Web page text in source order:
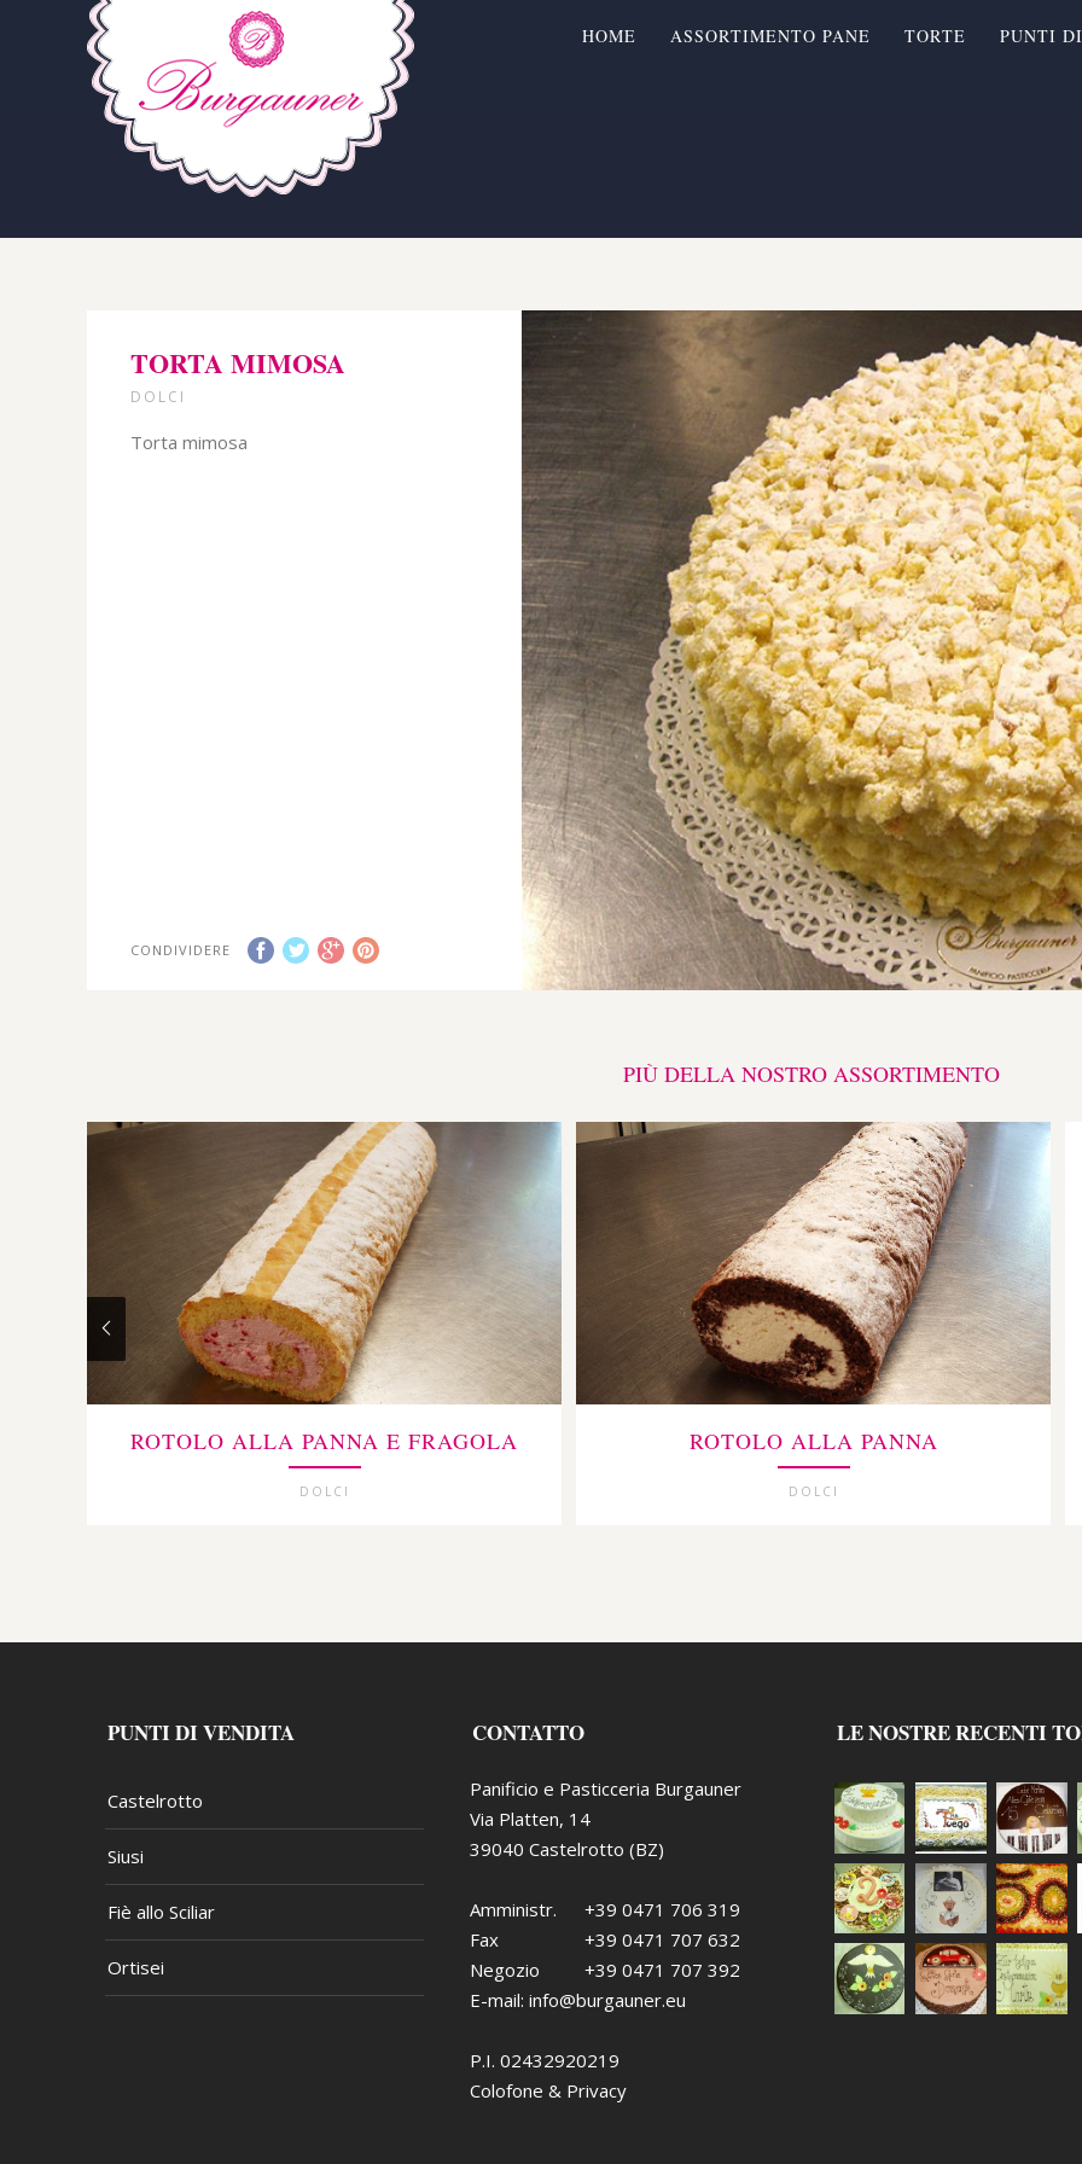
HOME ASSORTIMENTO PANE TORTE PUNTI
TORTA MIMOSA
DOLCI
Torta mimosa
CONDIVIDERE
PIÙ DELLA NOSTRO ASSORTIMENTO
ROTOLO ALLA PANNA E FRAGOLA
DOLCI
ROTOLO ALLA PANNA
DOLCI
PUNTI DI VENDITA
Castelrotto
Siusi
Fiè allo Sciliar
Ortisei
CONTATTO
Panificio e Pasticceria Burgauner
Via Platten, 14
39040 Castelrotto (BZ)
Amministr.
+39 0471 706 319
Fax
+39 0471 707 632
Negozio
+39 0471 707 392
E-mail: info@burgauner.eu
P.I. 02432920219
Colofone & Privacy
LE NOSTRE RECENTI